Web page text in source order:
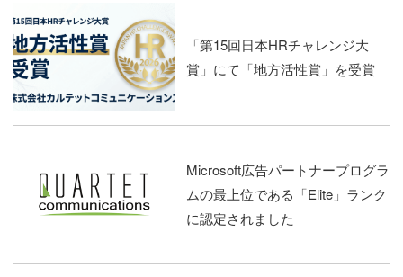
「第15回日本HRチャレンジ大
賞」にて「地方活性賞」を受賞
Microsoft広告パートナープログラ
ムの最上位である「Elite」ランク
に認定されました